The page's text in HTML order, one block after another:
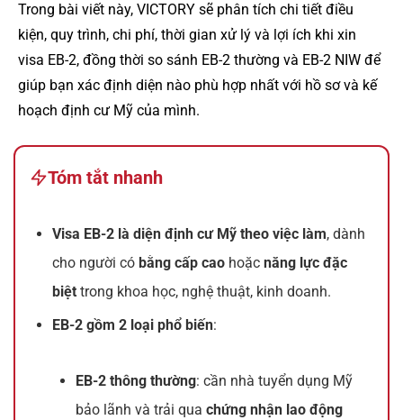
Trong bài viết này, VICTORY sẽ phân tích chi tiết điều
kiện, quy trình, chi phí, thời gian xử lý và lợi ích khi xin
visa EB-2, đồng thời so sánh EB-2 thường và EB-2 NIW để
giúp bạn xác định diện nào phù hợp nhất với hồ sơ và kế
hoạch định cư Mỹ của mình.
Tóm tắt nhanh
Visa EB-2 là diện định cư Mỹ theo việc làm, dành
cho người cóbằng cấp cao hoặcnăng lực đặc
biệt trong khoa học, nghệ thuật, kinh doanh.
EB-2 gồm 2 loại phổ biến:
EB-2 thông thường: cần nhà tuyển dụng Mỹ
bảo lãnh và trải quachứng nhận lao động